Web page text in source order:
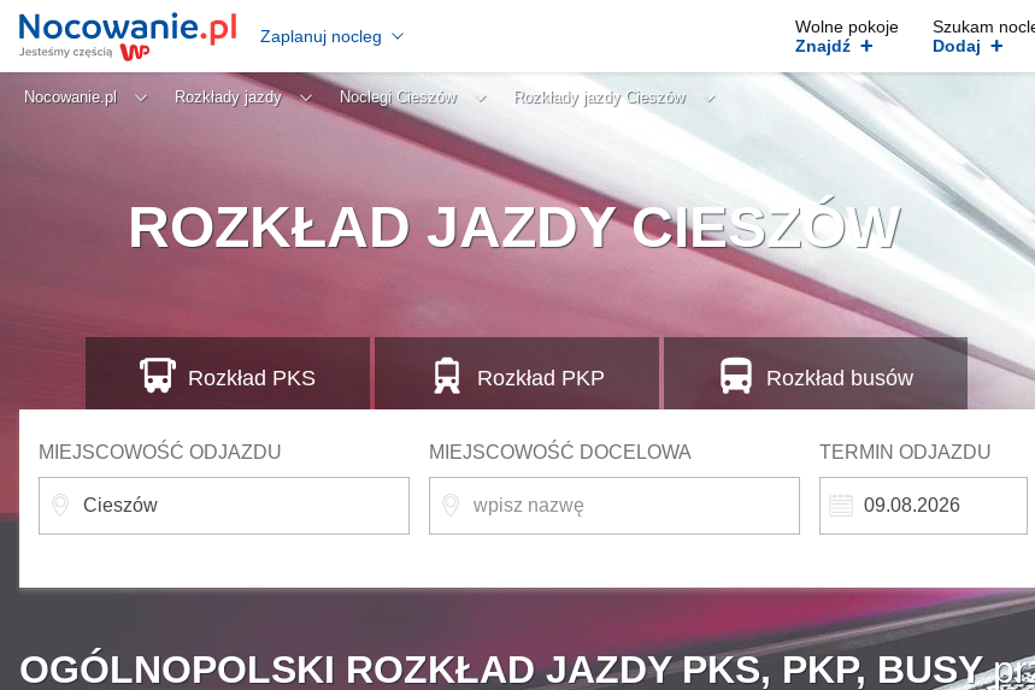
Zaplanuj nocleg
Wolne pokoje
Znajdź +
Szukam
Dodaj +
Nocowanie.pl Rozkłady jazdy Noclegi Cieszów Rozkłady jazdy Cieszów
ROZKŁAD JAZDY CIESZÓW
MIEJSCOWOŚĆ ODJAZDU MIEJSCOWOŚĆ DOCELOWA TERMIN ODJAZDU
Rozkład PKS Rozkład PKP Rozkład busów
OGÓLNOPOLSKI ROZKŁAD JAZDY PKS, PKP, BUSY